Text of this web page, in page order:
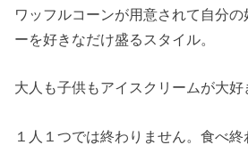
ワッフルコーンが用意されて自分
ーを好きなだけ盛るスタイル。
大人も子供もアイスクリームが大好
１人１つでは終わりません。食べ